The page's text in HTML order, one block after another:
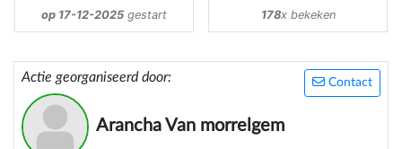
op 17-12-2025 gestart 178x bekeken
Contact
Actie georganiseerd door:
Arancha Van morrelgem